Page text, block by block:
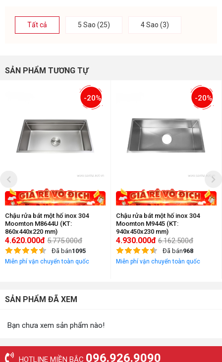
Tất cả 5 Sao (25) 4 Sao (3)
SẢN PHẨM TƯƠNG TỰ
-20%
Chậu rửa bát một hố inox 304
Moomton M8644U (KT:
860x440x220 mm)
4.620.000đ 5.775.000đ
Đã bán1095
Miễn phí vận chuyển toàn quốc
-20%
Chậu rửa bát một hố inox 304
Moomton M9445 (KT:
940x450x230 mm)
4.930.000đ 6.162.500đ
Đã bán968
Miễn phí vận chuyển toàn quốc
SẢN PHẨM ĐÃ XEM
Bạn chưa xem sản phẩm nào!
HOTLINE MIỀN BẮC 096.926.9090